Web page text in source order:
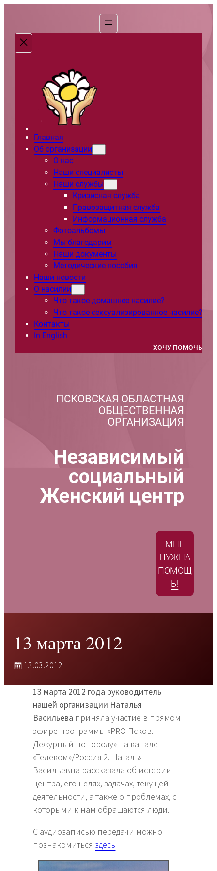
содержимому
Главная
Об организации
О нас
Наши специалисты
Наши службы
Кризисная служба
Правозащитная служба
Информационная служба
Фотоальбомы
Мы благодарим
Наши документы
Методические пособия
Наши новости
О насилии
Что такое домашнее насилие?
Что такое сексуализированное насилие?
Контакты
In English
ХОЧУ ПОМОЧЬ
ПСКОВСКАЯ ОБЛАСТНАЯ
ОБЩЕСТВЕННАЯ
ОРГАНИЗАЦИЯ
Независимый
социальный
Женский центр
МНЕ
НУЖНА
ПОМОЩ
Ь!
13 марта 2012
13.03.2012
13 марта 2012 года руководитель
нашей организации Наталья
Васильева приняла участие в прямом
эфире программы «PRO Псков.
Дежурный по городу» на канале
«Телеком»/Россия 2. Наталья
Васильевна рассказала об истории
центра, его целях, задачах, текущей
деятельности, а также о проблемах, с
которыми к нам обращаются люди.
С аудиозаписью передачи можно
познакомиться здесь